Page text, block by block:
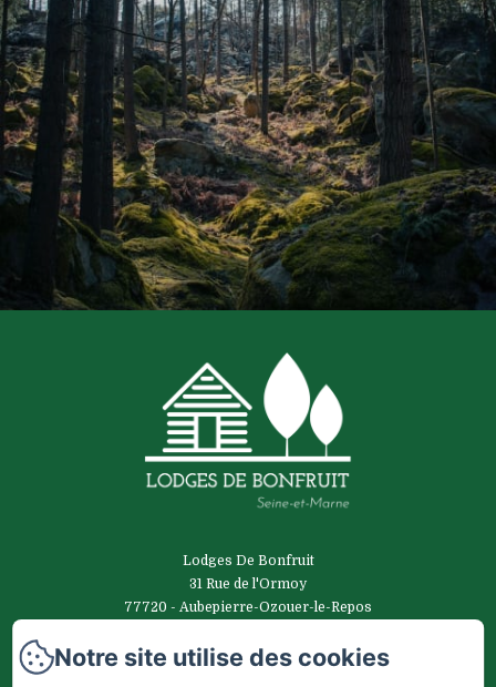
Lodges De Bonfruit
31 Rue de l'Ormoy
77720 - Aubepierre-Ozouer-le-Repos
Contactez nous
Notre site utilise des cookies